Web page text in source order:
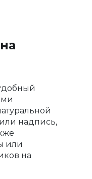
надпись,
или
на